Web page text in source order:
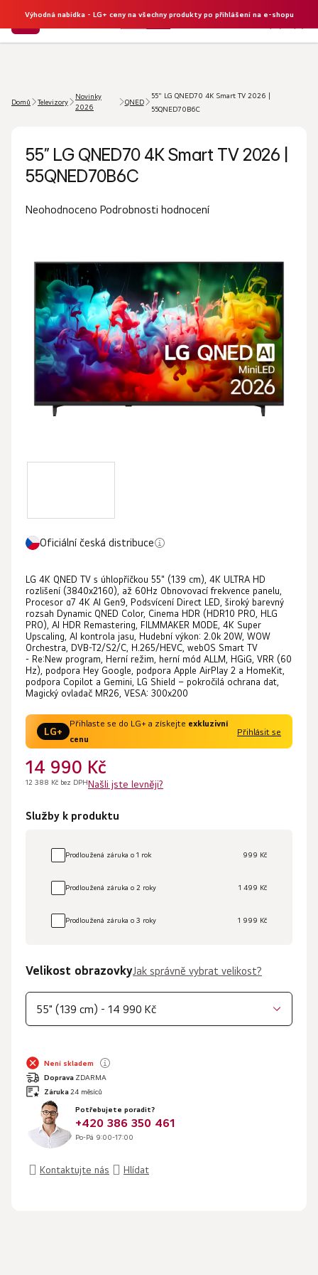
Výhodná nabídka - LG+ ceny na všechny produkty po přihlášení na e-shopu
Hledat
Domů Televizory
Novinky
2026
QNED
55" LG QNED70 4K Smart TV 2026 |
55QNED70B6C
Oficiální česká distribuce
LG 4K QNED TV s úhlopříčkou 55" (139 cm), 4K ULTRA HD
rozlišení (3840x2160), až 60Hz Obnovovací frekvence panelu,
Procesor α7 4K AI Gen9, Podsvícení Direct LED, široký barevný
rozsah Dynamic QNED Color, Cinema HDR (HDR10 PRO, HLG
PRO), AI HDR Remastering, FILMMAKER MODE, 4K Super
Upscaling, AI kontrola jasu, Hudební výkon: 2.0k 20W, WOW
Orchestra, DVB-T2/S2/C, H.265/HEVC, webOS Smart TV
- Re:New program, Herní režim, herní mód ALLM, HGiG, VRR (60
Hz), podpora Hey Google, podpora Apple AirPlay 2 a HomeKit,
podpora Copilot a Gemini, LG Shield – pokročilá ochrana dat,
Magický ovladač MR26, VESA: 300x200
LG+
Přihlaste se do LG+ a získejte exkluzivní
cenu
Přihlásit se
14 990 Kč
12 388 Kč bez DPHNašli jste levněji?
Služby k produktu
Prodloužená záruka o 1 rok 999 Kč
Prodloužená záruka o 2 roky 1 499 Kč
Prodloužená záruka o 3 roky 1 999 Kč
Velikost obrazovkyJak správně vybrat velikost?
55" (139 cm) - 14 990 Kč
Není skladem
Doprava ZDARMA
Záruka 24 měsíců
Potřebujete poradit?
+420 386 350 461
Po-Pá 9:00-17:00
Kontaktujte nás Hlídat
55" LG QNED70 4K Smart TV 2026 |
55QNED70B6C
Průměrné
hvězdiček.
Neohodnoceno Podrobnosti hodnocení